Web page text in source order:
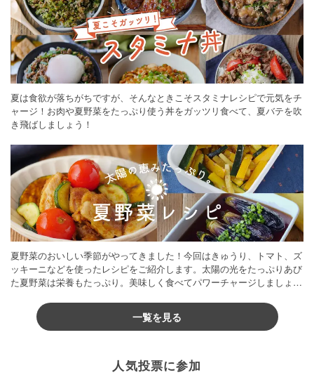
夏は食欲が落ちがちですが、そんなときこそスタミナレシピで元気をチ
ャージ！お肉や夏野菜をたっぷり使う丼をガッツリ食べて、夏バテを吹
き飛ばしましょう！
夏野菜のおいしい季節がやってきました！今回はきゅうり、トマト、ズ
ッキーニなどを使ったレシピをご紹介します。太陽の光をたっぷりあび
た夏野菜は栄養もたっぷり。美味しく食べてパワーチャージしましょう
一覧を見る
人気投票に参加